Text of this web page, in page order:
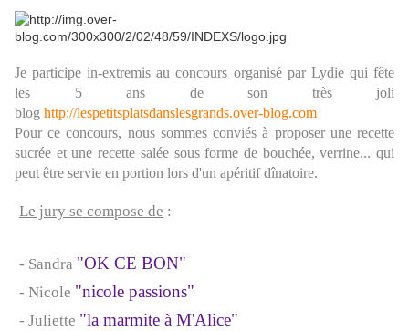
Je participe in-extremis au concours organisé par Lydie qui fête
les 5 ans de son très joli
blog http://lespetitsplatsdanslesgrands.over-blog.com
Pour ce concours, nous sommes conviés à proposer une recette
sucrée et une recette salée sous forme de bouchée, verrine... qui
peut être servie en portion lors d'un apéritif dînatoire.
Le jury se compose de :
- Sandra "OK CE BON"
- Nicole "nicole passions"
- Juliette "la marmite à M'Alice"